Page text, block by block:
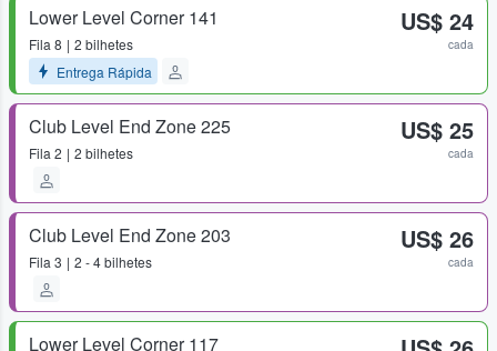
Lower Level Corner 141
Fila 8
2 bilhetes
Entrega Rápida
US$ 24
cada
Club Level End Zone 225
Fila 2 2 bilhetes
US$ 25
cada
Club Level End Zone 203
Fila 3 2 - 4 bilhetes
US$ 26
cada
Lower Level Corner 117